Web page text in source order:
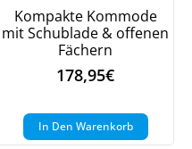
Kompakte Kommode
mit Schublade & offenen
Fächern
178,95€
In Den Warenkorb